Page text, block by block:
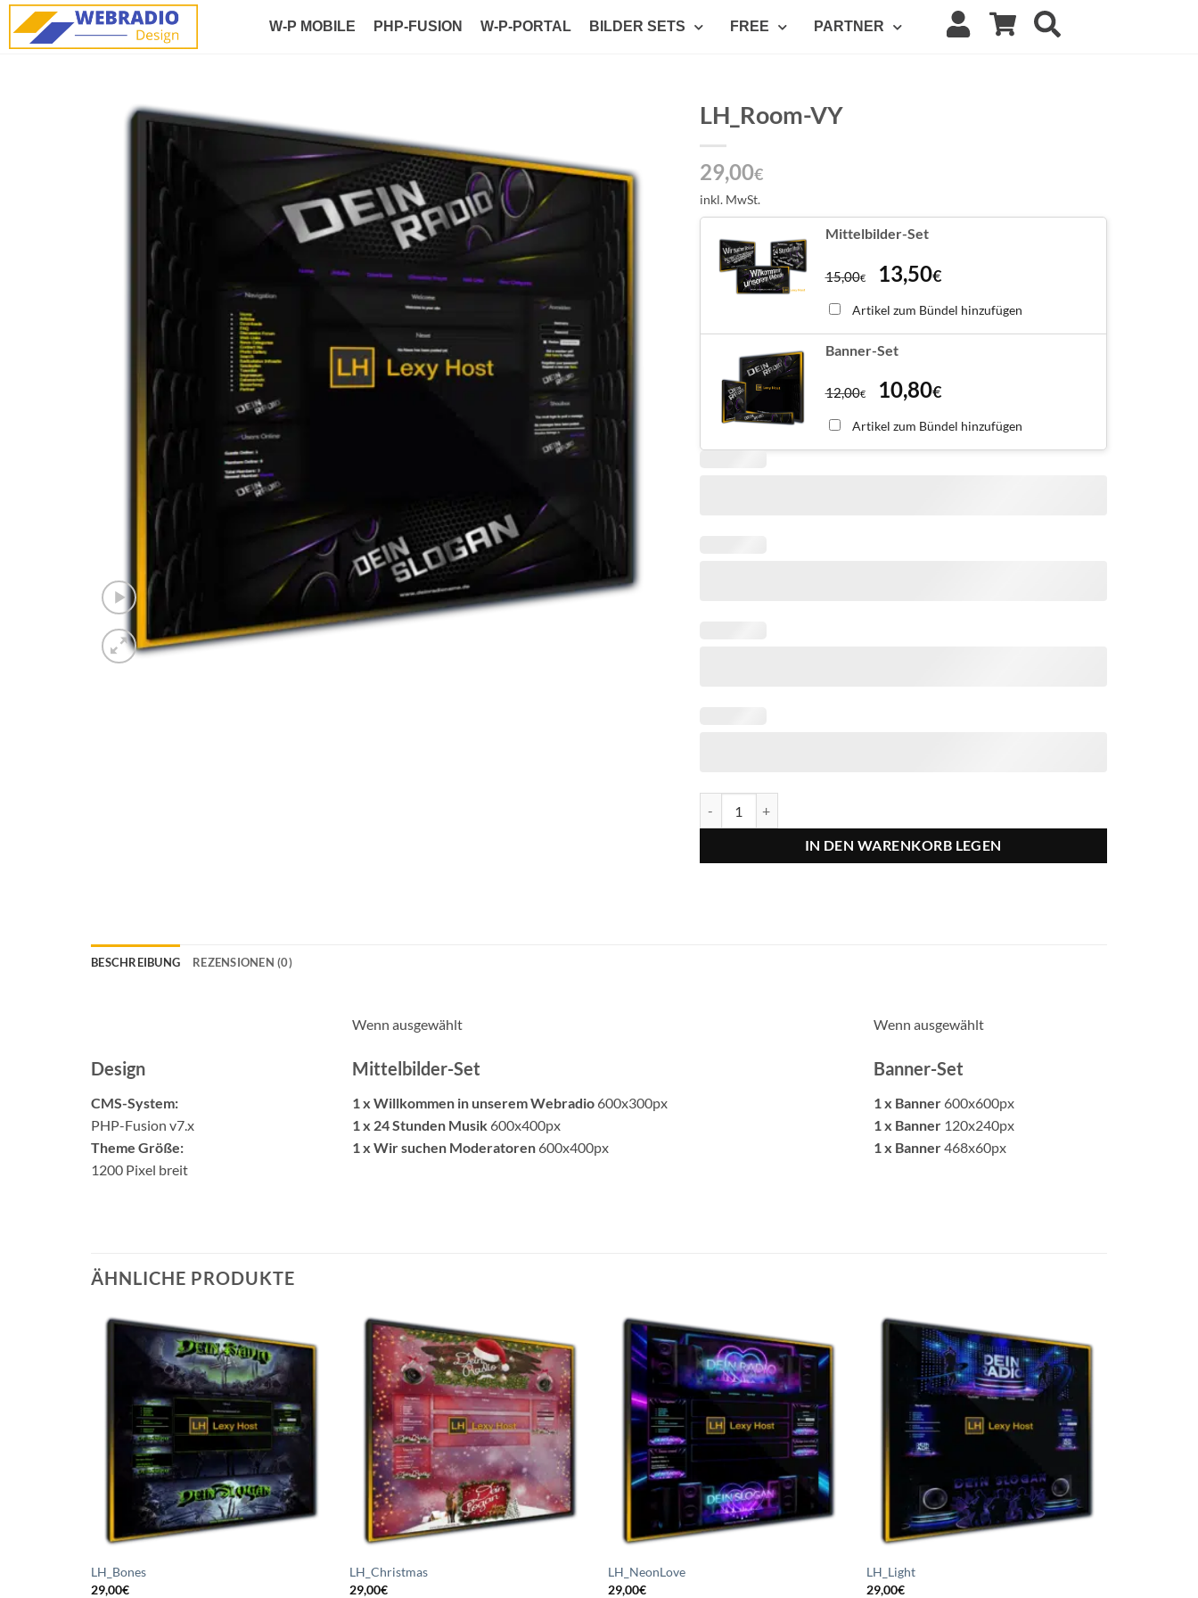
W-P MOBILE PHP-FUSION W-P-PORTAL BILDER SETS FREE PARTNER
Wunschliste
setzen
LH_Room-VY
29,00€
inkl. MwSt.
Mittelbilder-Set
15,00€ 13,50€
Artikel zum Bündel hinzufügen
Banner-Set
12,00€ 10,80€
Artikel zum Bündel hinzufügen
IN DEN WARENKORB LEGEN
BESCHREIBUNG REZENSIONEN (0)
Design
CMS-System:
PHP-Fusion v7.x
Theme Größe:
1200 Pixel breit
Wenn ausgewählt
Mittelbilder-Set
1 x Willkommen in unserem Webradio600x300px
1 x 24 Stunden Musik600x400px
1 x Wir suchen Moderatoren600x400px
Wenn ausgewählt
Banner-Set
1 x Banner600x600px
1 x Banner120x240px
1 x Banner468x60px
ÄHNLICHE PRODUKTE
Auf die
Wunschliste
setzen
LH_Bones
29,00€
Auf die
Wunschliste
setzen
LH_Christmas
29,00€
Auf die
Wunschliste
setzen
LH_NeonLove
29,00€
Auf die
Wunschliste
setzen
LH_Light
29,00€